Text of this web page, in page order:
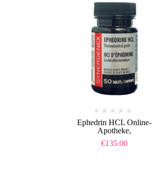
Ephedrin HCL Online-
Apotheke,
€135.00